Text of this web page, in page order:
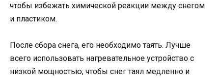
чтобы избежать химической реакции между снегом
и пластиком.
После сбора снега, его необходимо таять. Лучше
всего использовать нагревательное устройство с
низкой мощностью, чтобы снег таял медленно и